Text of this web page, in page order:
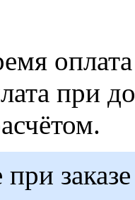
при
заказе